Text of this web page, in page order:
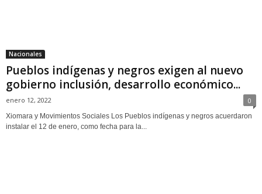
Nacionales
Pueblos indígenas y negros exigen al nuevo
gobierno inclusión, desarrollo económico...
enero 12, 2022 0
Xiomara y Movimientos Sociales Los Pueblos indígenas y negros acuerdaron
instalar el 12 de enero, como fecha para la...